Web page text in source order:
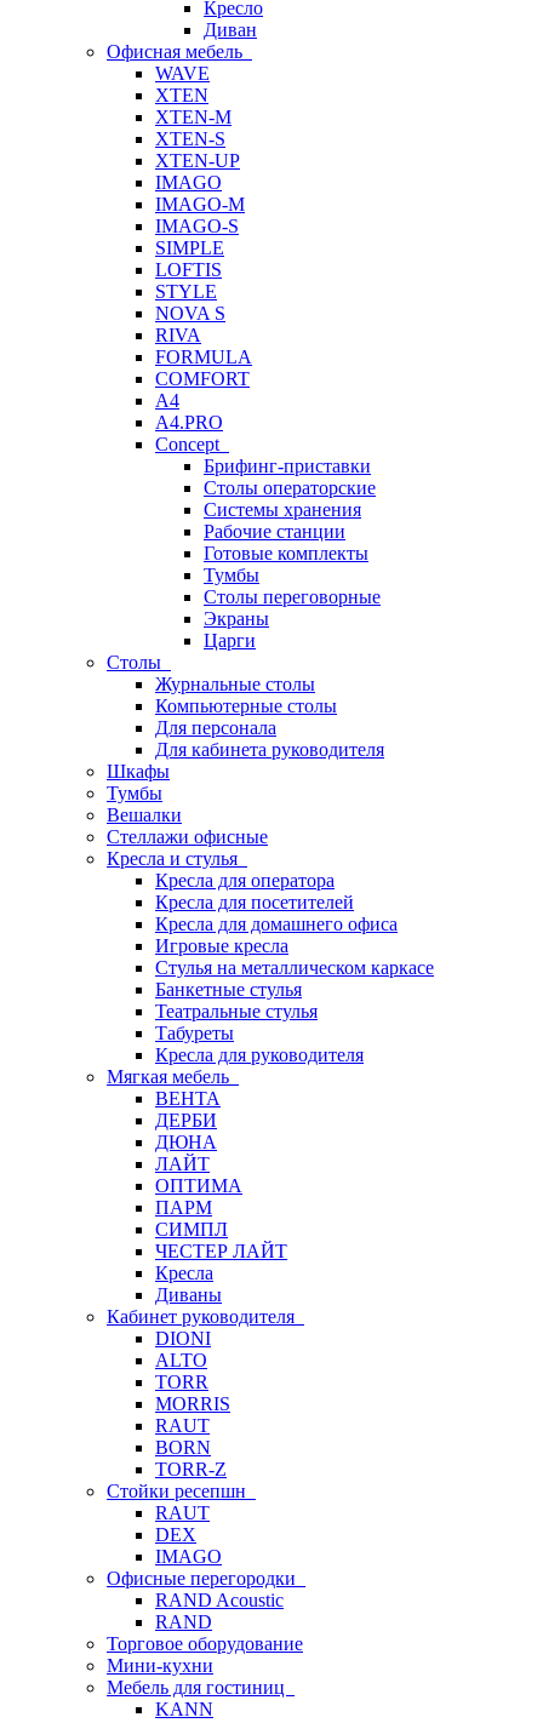
Кресло
Диван
Офисная мебель
WAVE
XTEN
XTEN-M
XTEN-S
XTEN-UP
IMAGO
IMAGO-M
IMAGO-S
SIMPLE
LOFTIS
STYLE
NOVA S
RIVA
FORMULA
COMFORT
A4
A4.PRO
Concept
Брифинг-приставки
Столы операторские
Системы хранения
Рабочие станции
Готовые комплекты
Тумбы
Столы переговорные
Экраны
Царги
Столы
Журнальные столы
Компьютерные столы
Для персонала
Для кабинета руководителя
Шкафы
Тумбы
Вешалки
Стеллажи офисные
Кресла и стулья
Кресла для оператора
Кресла для посетителей
Кресла для домашнего офиса
Игровые кресла
Стулья на металлическом каркасе
Банкетные стулья
Театральные стулья
Табуреты
Кресла для руководителя
Мягкая мебель
ВЕНТА
ДЕРБИ
ДЮНА
ЛАЙТ
ОПТИМА
ПАРМ
СИМПЛ
ЧЕСТЕР ЛАЙТ
Кресла
Диваны
Кабинет руководителя
DIONI
ALTO
TORR
MORRIS
RAUT
BORN
TORR-Z
Стойки ресепшн
RAUT
DEX
IMAGO
Офисные перегородки
RAND Acoustic
RAND
Торговое оборудование
Мини-кухни
Мебель для гостиниц
KANN